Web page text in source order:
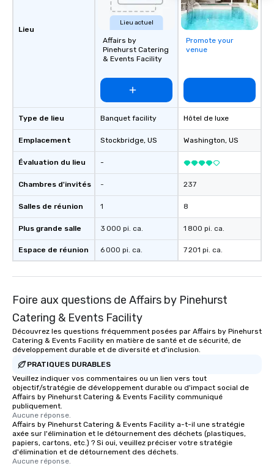
Lieu
Type de lieu
Emplacement
Évaluation du lieu
Chambres d'invités
Salles de réunion
Plus grande salle
Espace de réunion
Lieu actuel
Affairs by
Pinehurst Catering
& Events Facility
Banquet facility
Stockbridge, US
-
-
1
3 000 pi. ca.
6 000 pi. ca.
Promote your
venue
Hôtel de luxe
Washington, US
237
8
1 800 pi. ca.
7 201 pi. ca.
Foire aux questions de Affairs by Pinehurst
Catering & Events Facility
Découvrez les questions fréquemment posées par Affairs by Pinehurst
Catering & Events Facility en matière de santé et de sécurité, de
développement durable et de diversité et d'inclusion.
PRATIQUES DURABLES
Veuillez indiquer vos commentaires ou un lien vers tout
objectif/stratégie de développement durable ou d'impact social de
Affairs by Pinehurst Catering & Events Facility communiqué
publiquement.
Aucune réponse.
Affairs by Pinehurst Catering & Events Facility a-t-il une stratégie
axée sur l'élimination et le détournement des déchets (plastiques,
papiers, cartons, etc.) ? Si oui, veuillez préciser votre stratégie
d'élimination et de détournement des déchets.
Aucune réponse.